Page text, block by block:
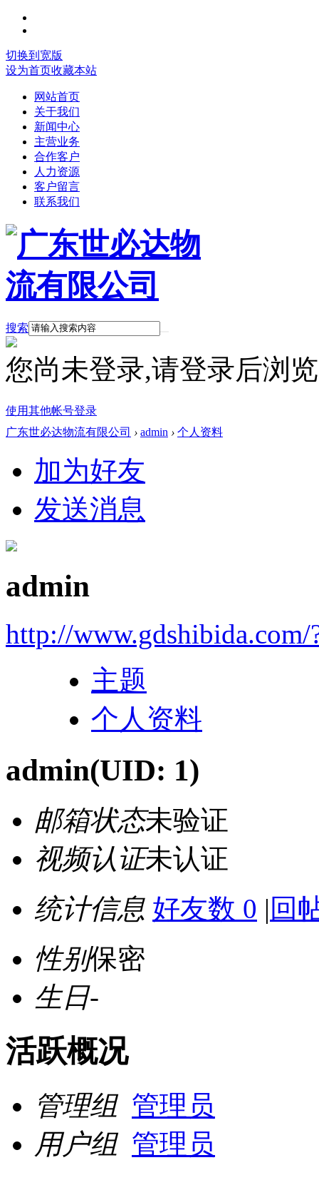
切换到宽版
设为首页收藏本站
网站首页
关于我们
新闻中心
主营业务
合作客户
人力资源
客户留言
联系我们
搜索
您尚未登录,请登录后浏
使用其他帐号登录
广东世必达物流有限公司 › admin › 个人资料
加为好友
发送消息
admin
http://www.gdshibida.com/
主题
个人资料
admin(UID: 1)
邮箱状态未验证
视频认证未认证
统计信息 好友数 0 | 回
性别保密
生日-
活跃概况
管理组 管理员
用户组 管理员